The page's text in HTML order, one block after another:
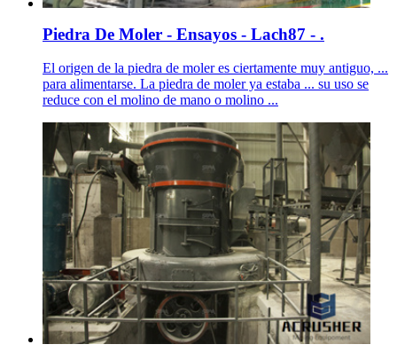
Piedra De Moler - Ensayos - Lach87 - .
El origen de la piedra de moler es ciertamente muy antiguo, ...
para alimentarse. La piedra de moler ya estaba ... su uso se
reduce con el molino de mano o molino ...